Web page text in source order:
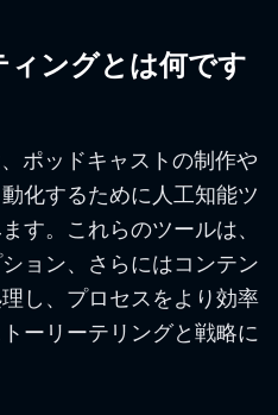
ィングとは何です
ポッドキャストの制作や
化するために人工知能ツ
す。これらのツールは、
ョン、さらにはコンテン
し、プロセスをより効率
ーリーテリングと戦略に